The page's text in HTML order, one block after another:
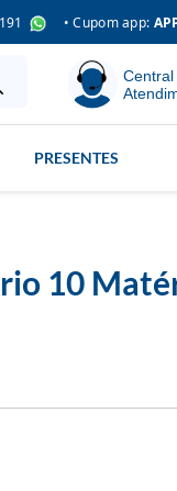
• Cupom app:
Central
PRESENTES
10